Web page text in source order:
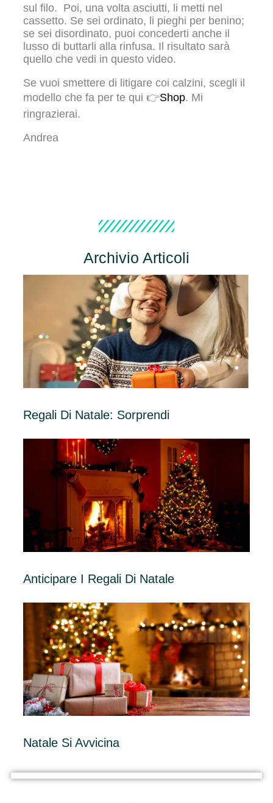
sul filo. Poi, una volta asciutti, li metti nel
cassetto. Se sei ordinato, li pieghi per benino;
se sei disordinato, puoi concederti anche il
lusso di buttarli alla rinfusa. Il risultato sarà
quello che vedi in questo video.
Se vuoi smettere di litigare coi calzini, scegli il
modello che fa per te qui 👉Shop. Mi
ringrazierai.
Andrea
Archivio Articoli
Regali Di Natale: Sorprendi
Anticipare I Regali Di Natale
Natale Si Avvicina